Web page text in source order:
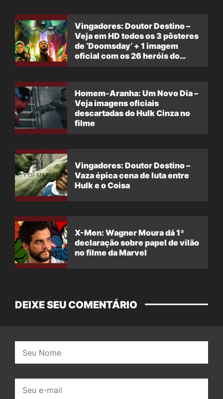
Vingadores: Doutor Destino –
Veja em HD todos os 3 pôsteres
de ‘Doomsday’ + 1 imagem
oficial com os 26 heróis do
Homem-Aranha: Um Novo Dia –
Veja imagens oficiais
descartadas do Hulk Cinza no
filme
Vingadores: Doutor Destino –
Vaza épica cena de luta entre
Hulk e o Coisa
X-Men: Wagner Moura dá 1ª
declaração sobre papel de vilão
no filme da Marvel
DEIXE SEU COMENTÁRIO
mail: